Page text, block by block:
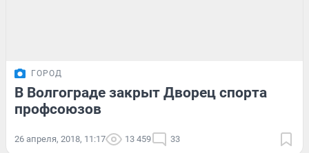
ГОРОД
В Волгограде закрыт Дворец спорта
профсоюзов
26 апреля, 2018, 11:17 13 459 33